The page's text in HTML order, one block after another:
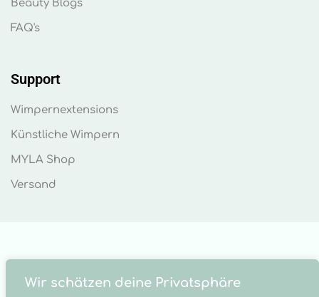
Wir schätzen deine Privatsphäre
Beauty Blogs
FAQ's
Support
Wimpernextensions
Künstliche Wimpern
MYLA Shop
Versand